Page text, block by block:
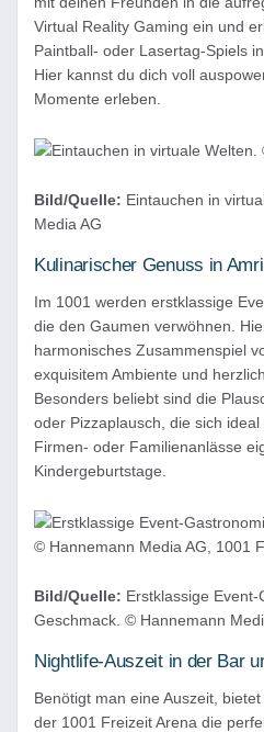
Virtual Reality Gaming ein und
Paintball- oder Lasertag-Spiels
Hier kannst du dich voll
Momente erleben.
Bild/Quelle: Eintauchen in
Media AG
Kulinarischer Genuss in
Im 1001 werden erstklassige
die den Gaumen verwöhnen.
harmonisches Zusammenspiel
exquisitem Ambiente und
Besonders beliebt sind die
oder Pizzaplausch, die sich ideal
Firmen- oder Familienanlässe
Kindergeburtstage.
Bild/Quelle: Erstklassige
Geschmack. © Hannemann
Nightlife-Auszeit in der Bar
Benötigt man eine Auszeit,
der 1001 Freizeit Arena die